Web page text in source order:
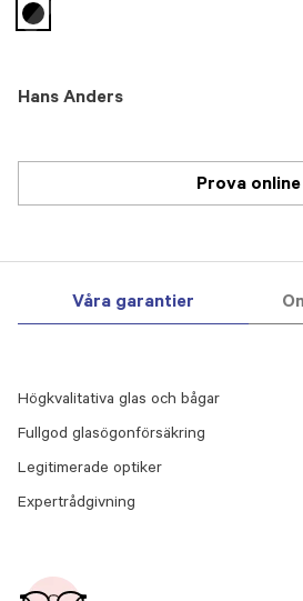
Hans Anders
selected
Prova online
Våra garantier
Högkvalitativa glas och bågar
Fullgod glasögonförsäkring
Legitimerade optiker
Expertrådgivning